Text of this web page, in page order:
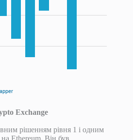
Exchange
рішенням рівня 1 і одним
на Ethereum. Він був